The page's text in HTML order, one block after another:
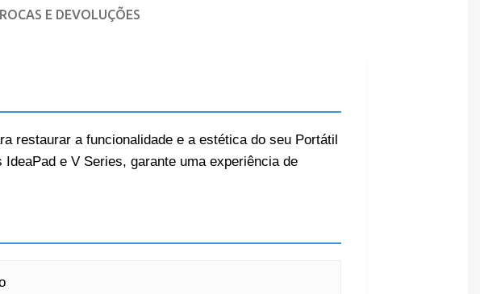
E DEVOLUÇÕES
restaurar a funcionalidade e a estética do seu Portátil
e V Series, garante uma experiência de